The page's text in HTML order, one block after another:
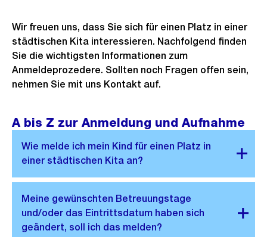
Wir freuen uns, dass Sie sich für einen Platz in einer
städtischen Kita interessieren. Nachfolgend finden
Sie die wichtigsten Informationen zum
Anmeldeprozedere. Sollten noch Fragen offen sein,
nehmen Sie mit uns Kontakt auf.
A bis Z zur Anmeldung und Aufnahme